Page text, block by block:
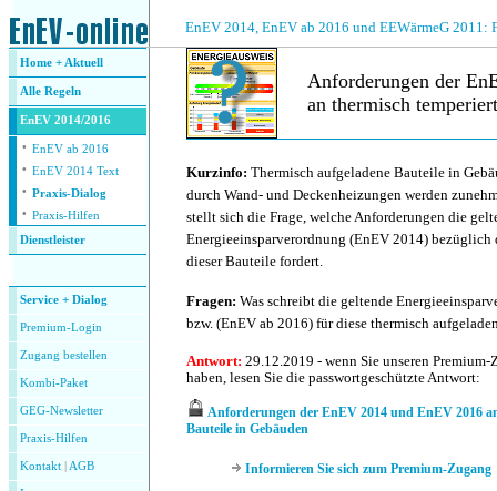
EnEV 2014, EnEV ab 2016 und EEWärmeG 2011:
Home + Aktuell
Alle Regeln
EnEV 2014/2016
· EnEV ab 2016
· EnEV 2014 Text
· Praxis-Dialog
· Praxis-Hilfen
Dienstleister
Service + Dialog
Premium-Login
Zugang bestellen
Kombi-Paket
GEG-Newsletter
Praxis-Hilfen
Kontakt AGB
Anforderungen der
an thermisch
Kurzinfo: Thermisch aufgeladene Bauteile in
durch Wand- und Deckenheizungen werden
stellt sich die Frage, welche Anforderungen die
Energieeinsparverordnung (EnEV 2014) bezüglich
dieser Bauteile fordert.
Fragen: Was schreibt die geltende
bzw. (EnEV ab 2016) für diese thermisch
Antwort: 29.12.2019 - wenn Sie unseren
haben, lesen Sie die passwortgeschützte Antwort:
Anforderungen der EnEV 2014 und EnEV 2016
Bauteile in Gebäuden
Informieren Sie sich zum Premium-Zugang